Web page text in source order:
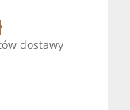
dostawy